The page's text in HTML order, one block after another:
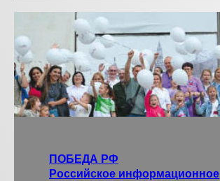
ПОБЕДА РФ
Российское информационное